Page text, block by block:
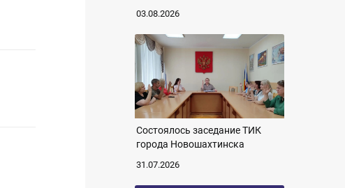
03.08.2026
Состоялось заседание ТИК
города Новошахтинска
31.07.2026